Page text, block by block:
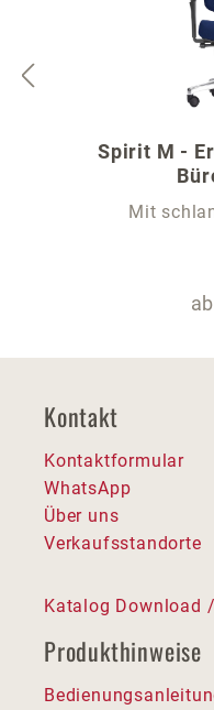
Spirit M -
Mit
ab
Kontakt
Kontaktformular
WhatsApp
Über uns
Verkaufsstandorte
Katalog Download
Produkthinweise